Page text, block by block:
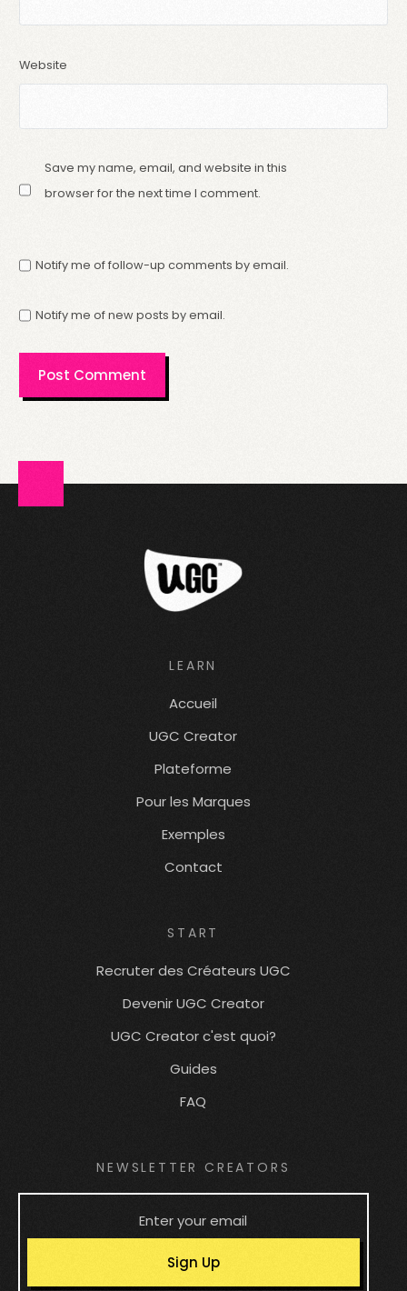
Website
Save my name, email, and website in this
browser for the next time I comment.
Notify me of follow-up comments by email.
Notify me of new posts by email.
LEARN
Accueil
UGC Creator
Plateforme
Pour les Marques
Exemples
Contact
START
Recruter des Créateurs UGC
Devenir UGC Creator
UGC Creator c'est quoi?
Guides
FAQ
NEWSLETTER CREATORS
Sign Up